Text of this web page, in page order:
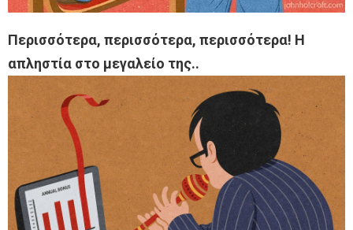
Περισσότερα, περισσότερα, περισσότερα! Η
απληστία στο μεγαλείο της..